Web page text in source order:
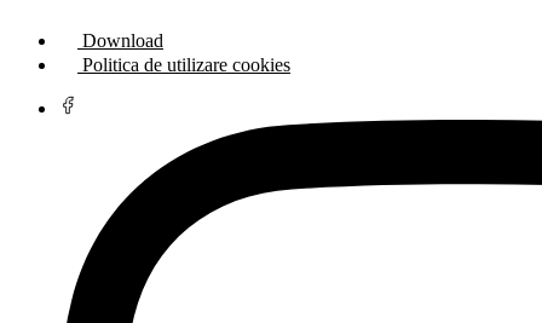
Download
Politica de utilizare cookies